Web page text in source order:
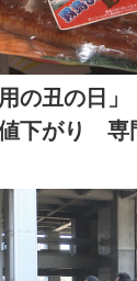
の丑の日
下がり 専